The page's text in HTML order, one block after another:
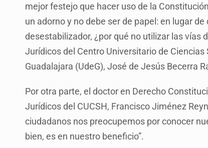
mejor festejo que hacer uso de la
un adorno y no debe ser de papel: en lugar
desestabilizador, ¿por qué no utilizar las vías
Jurídicos del Centro Universitario de
Guadalajara (UdeG), José de Jesús Becerra
Por otra parte, el doctor en Derecho
Jurídicos del CUCSH, Francisco Jiménez
ciudadanos nos preocupemos por conocer
bien, es en nuestro beneficio”.